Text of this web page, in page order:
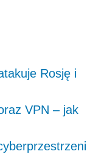
Rosję i
VPN – jak